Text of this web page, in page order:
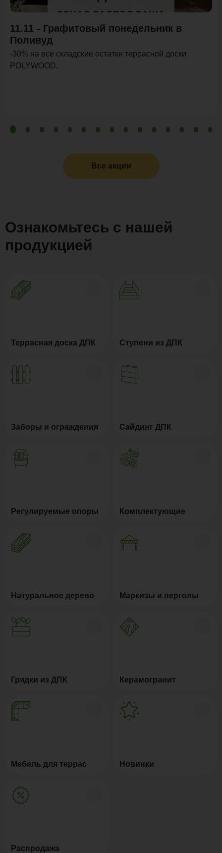
11.11 - Графитовый понедельник в
Поливуд
-30% на все складские остатки террасной доски
POLYWOOD.
Все акции
Ознакомьтесь с нашей
продукцией
Террасная доска ДПК Ступени из ДПК
Заборы и ограждения Сайдинг ДПК
Регулируемые опоры Комплектующие
Натуральное дерево Маркизы и перголы
Грядки из ДПК Керамогранит
Мебель для террас Новинки
Распродажа